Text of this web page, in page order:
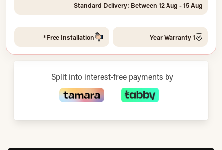
Standard Delivery: Between 12 Aug - 15 Aug
1 Year Warranty
Free Installation*
Split into interest-free payments by